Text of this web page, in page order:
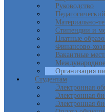
Руководство
Материально-
Стипендии и
Платные
Финансово-
Вакантные
Международное
Организация
Студентам
Электронная
Электронная
Электронная